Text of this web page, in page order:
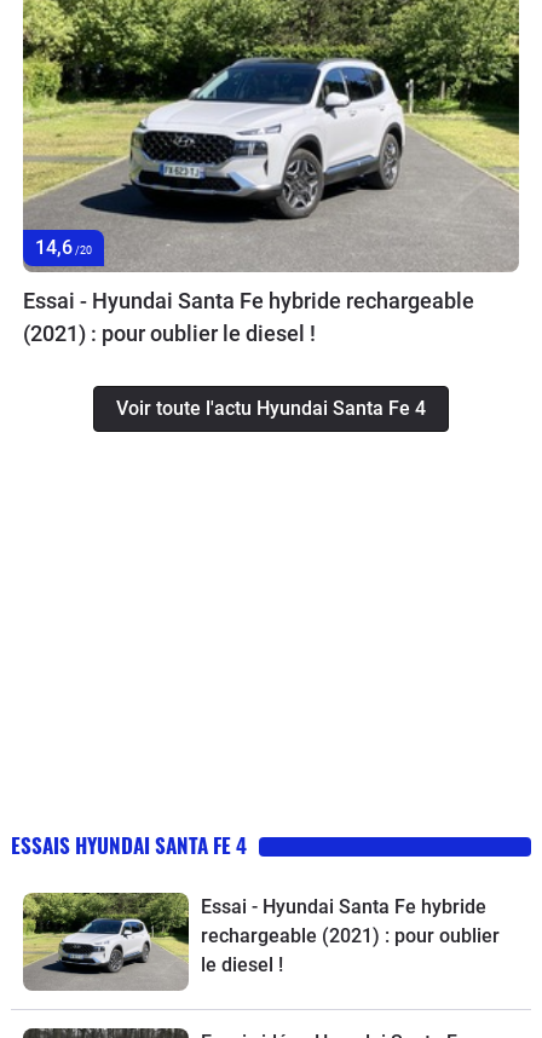
14,6 /20
Essai - Hyundai Santa Fe hybride rechargeable
(2021) : pour oublier le diesel !
Voir toute l'actu Hyundai Santa Fe 4
ESSAIS HYUNDAI SANTA FE 4
Essai - Hyundai Santa Fe hybride
rechargeable (2021) : pour oublier
le diesel !